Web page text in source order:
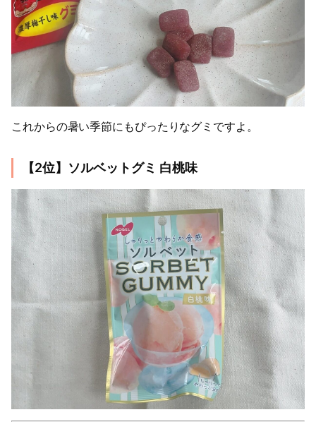
これからの暑い季節にもぴったりなグミですよ。
【2位】ソルベットグミ 白桃味